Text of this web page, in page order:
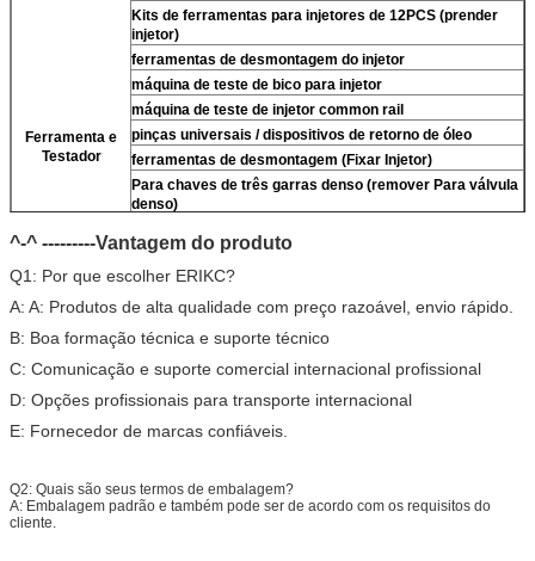
Ferramenta e
Testador
Kits de ferramentas para injetores de 12PCS (prender
injetor)
ferramentas de desmontagem do injetor
máquina de teste de bico para injetor
máquina de teste de injetor common rail
pinças universais / dispositivos de retorno de óleo
ferramentas de desmontagem (Fixar Injetor)
Para chaves de três garras denso (remover Para válvula
denso)
micrômetro
Kits de teste multifuncionais do injetor CR
bancada de teste de injetor common rail ( ParaFor
BOS/Para denso/Para For Delp/ Para ct piezo)
^-^ ---------Vantagem do produto
Q1: Por que escolher ERIKC?
A: A: Produtos de alta qualidade com preço razoável, envio rápido.
B: Boa formação técnica e suporte técnico
C: Comunicação e suporte comercial internacional profissional
D: Opções profissionais para transporte internacional
E: Fornecedor de marcas confiáveis.
Q2: Quais são seus termos de embalagem?
A: Embalagem padrão e também pode ser de acordo com os requisitos do
cliente.